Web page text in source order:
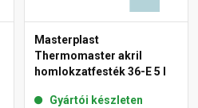
Masterplast
Thermomaster akril
homlokzatfesték 36-E 5 l
Gyártói készleten